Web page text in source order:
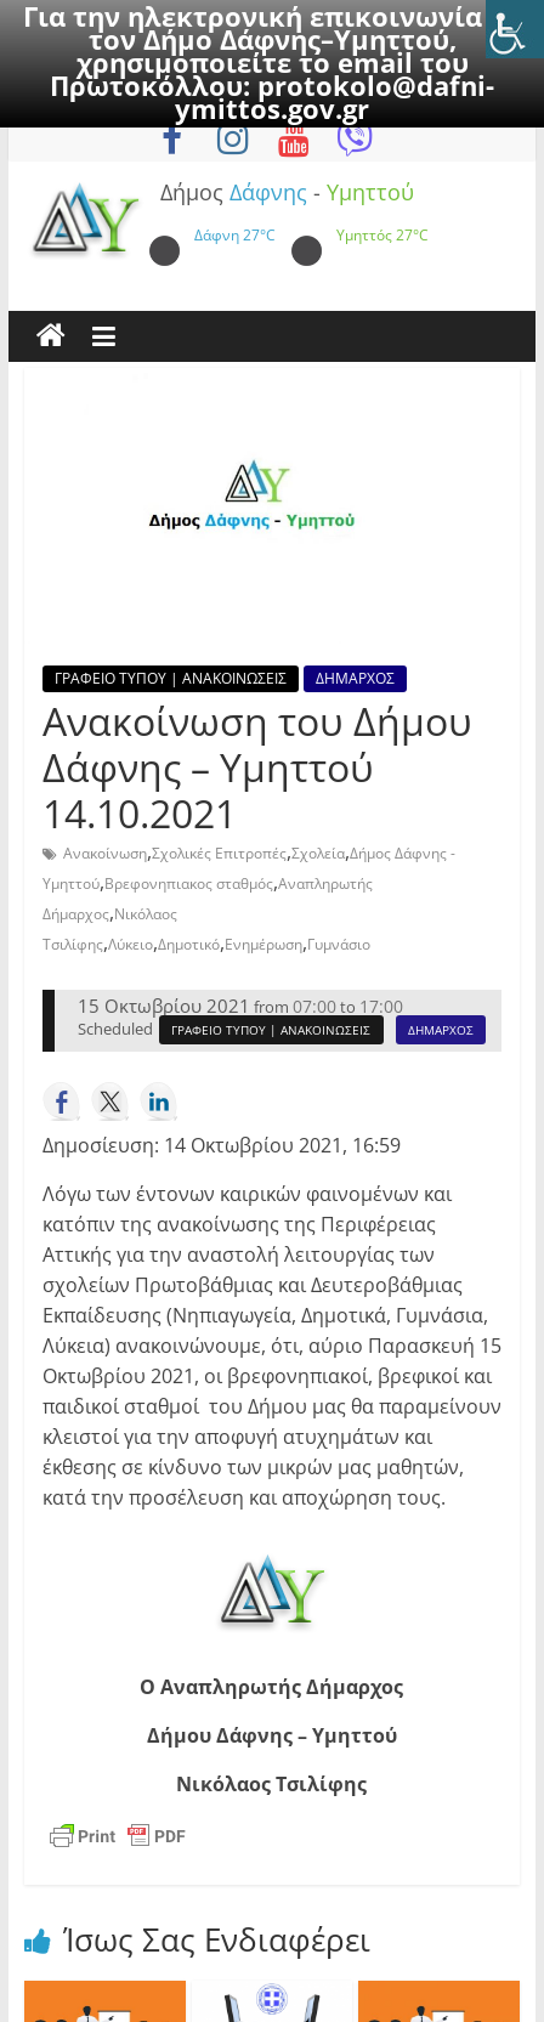
Για την ηλεκτρονική επικοινωνία με
τον Δήμο Δάφνης–Υμηττού,
χρησιμοποιείτε το email του
Πρωτοκόλλου:protokolo@dafni-
ymittos.gov.gr
to
Παρασκευή, 7 Αυγούστου 2026
Δήμος Δάφνης - Υμηττού
Δάφνη27°C Υμηττός27°C
ΓΡΑΦΕΙΟ ΤΥΠΟΥ | ΑΝΑΚΟΙΝΩΣΕΙΣ ΔΗΜΑΡΧΟΣ
Ανακοίνωση του Δήμου
Δάφνης – Υμηττού
14.10.2021
Ανακοίνωση,Σχολικές Επιτροπές,Σχολεία,Δήμος Δάφνης -
Υμηττού,Βρεφονηπιακος σταθμός,Αναπληρωτής
Δήμαρχος,Νικόλαος
Τσιλίφης,Λύκειο,Δημοτικό,Ενημέρωση,Γυμνάσιο
15 Οκτωβρίου 2021 from 07:00to 17:00
Scheduled ΓΡΑΦΕΙΟ ΤΥΠΟΥ | ΑΝΑΚΟΙΝΩΣΕΙΣ ΔΗΜΑΡΧΟΣ
Δημοσίευση: 14 Οκτωβρίου 2021, 16:59
Λόγω των έντονων καιρικών φαινομένων και
κατόπιν της ανακοίνωσης της Περιφέρειας
Αττικής για την αναστολή λειτουργίας των
σχολείων Πρωτοβάθμιας και Δευτεροβάθμιας
Εκπαίδευσης (Νηπιαγωγεία, Δημοτικά, Γυμνάσια,
Λύκεια) ανακοινώνουμε, ότι, αύριο Παρασκευή 15
Οκτωβρίου 2021, οι βρεφονηπιακοί, βρεφικοί και
παιδικοί σταθμοί του Δήμου μας θα παραμείνουν
κλειστοί για την αποφυγή ατυχημάτων και
έκθεσης σε κίνδυνο των μικρών μας μαθητών,
κατά την προσέλευση και αποχώρηση τους.
Ο Αναπληρωτής Δήμαρχος
Δήμου Δάφνης – Υμηττού
Νικόλαος Τσιλίφης
Ίσως Σας Ενδιαφέρει